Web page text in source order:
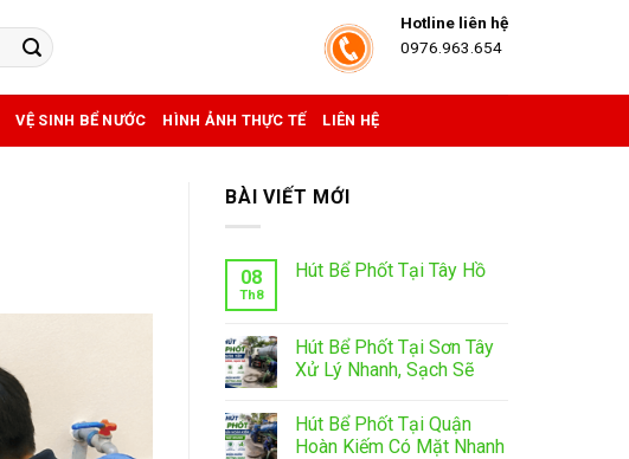
Hotline liên hệ
0976.963.654
VỆ SINH BỂ NƯỚC HÌNH ẢNH THỰC TẾ LIÊN HỆ
BÀI VIẾT MỚI
08
Th8
Hút Bể Phốt Tại Tây Hồ
Hút Bể Phốt Tại Sơn Tây
Xử Lý Nhanh, Sạch Sẽ
Hút Bể Phốt Tại Quận
Hoàn Kiếm Có Mặt Nhanh